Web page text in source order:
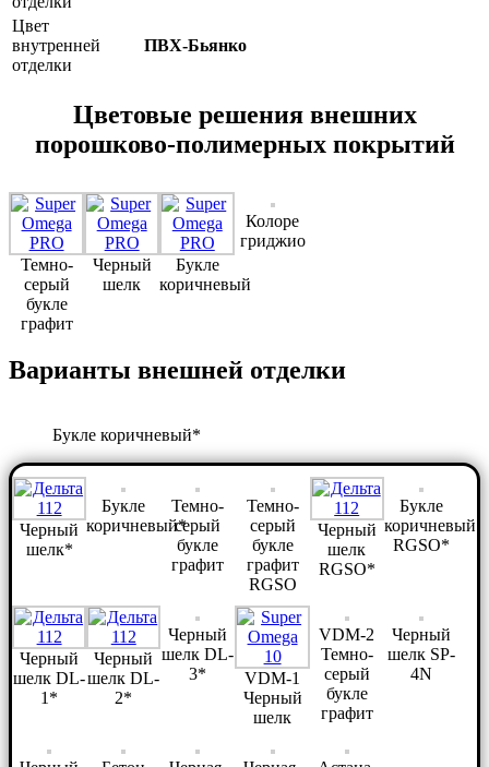
Цвет
внутренней
отделки
ПВХ-Бьянко
Цветовые решения внешних
порошково-полимерных покрытий
Темно-
серый
букле
графит
Черный
шелк
Букле
коричневый
Колоре
гриджио
Варианты внешней отделки
Букле коричневый*
Черный
шелк*
Букле
коричневый*
Темно-
серый
букле
графит
Темно-
серый
букле
графит
RGSO
Черный
шелк
RGSO*
Букле
коричневый
RGSO*
Черный
шелк DL-
1*
Черный
шелк DL-
2*
Черный
шелк DL-
3*
VDM-1
Черный
шелк
VDM-2
Темно-
серый
букле
графит
Черный
шелк SP-
4N